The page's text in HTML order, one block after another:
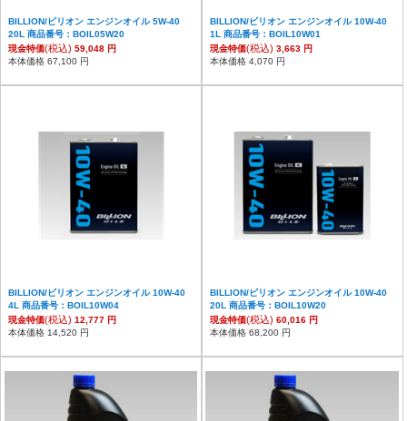
BILLION/ビリオン エンジンオイル 5W-40
20L 商品番号：BOIL05W20
現金特価(税込) 59,048 円
本体価格 67,100 円
BILLION/ビリオン エンジンオイル 10W-40
1L 商品番号：BOIL10W01
現金特価(税込) 3,663 円
本体価格 4,070 円
BILLION/ビリオン エンジンオイル 10W-40
4L 商品番号：BOIL10W04
現金特価(税込) 12,777 円
本体価格 14,520 円
BILLION/ビリオン エンジンオイル 10W-40
20L 商品番号：BOIL10W20
現金特価(税込) 60,016 円
本体価格 68,200 円